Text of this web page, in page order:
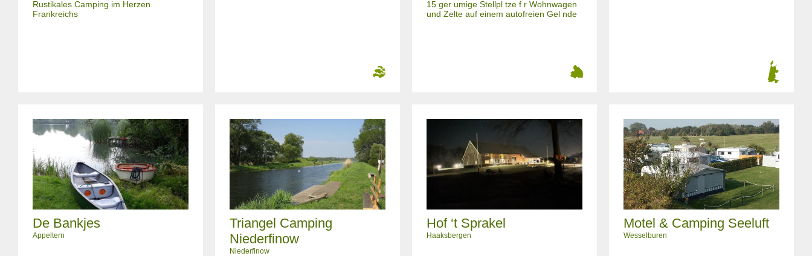
Rustikales Camping im Herzen
Frankreichs
15 ger umige Stellpl tze f r Wohnwagen
und Zelte auf einem autofreien Gel nde
De Bankjes
Appeltern
Triangel Camping
Niederfinow
Niederfinow
Hof ‘t Sprakel
Haaksbergen
Motel & Camping Seeluft
Wesselburen